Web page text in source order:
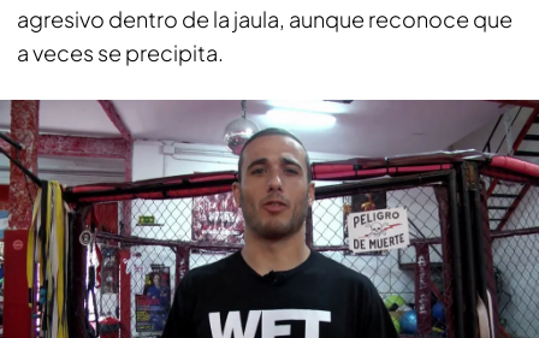
agresivo dentro de la jaula, aunque reconoce que
a veces se precipita.